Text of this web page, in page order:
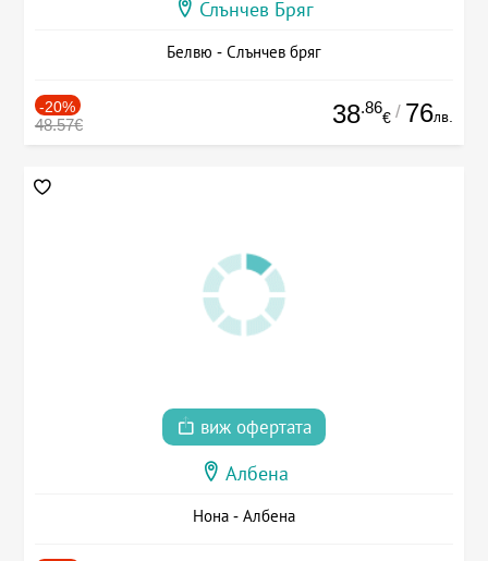
Слънчев Бряг
Белвю - Слънчев бряг
-20%
48.57€ 38.86
€ / 76лв.
виж офертата
Албена
Нона - Албена